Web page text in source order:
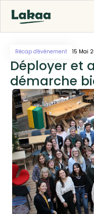
Récap d'événement 15 Mai
Déployer et
démarche